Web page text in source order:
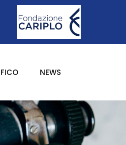
NEWS